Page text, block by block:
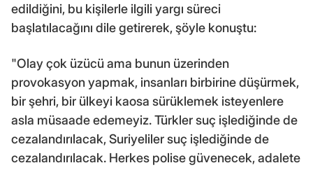
edildiğini, bu kişilerle ilgili yargı süreci
başlatılacağını dile getirerek, şöyle konuştu:
"Olay çok üzücü ama bunun üzerinden
provokasyon yapmak, insanları birbirine düşürmek,
bir şehri, bir ülkeyi kaosa sürüklemek isteyenlere
asla müsaade edemeyiz. Türkler suç işlediğinde de
cezalandırılacak, Suriyeliler suç işlediğinde de
cezalandırılacak. Herkes polise güvenecek, adalete